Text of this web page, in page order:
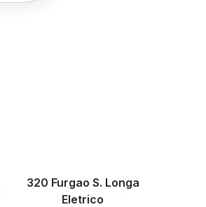
320 Furgao S. Longa
Eletrico